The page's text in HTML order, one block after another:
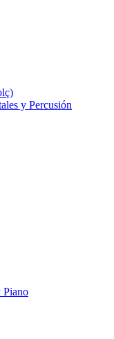
y Percusión
Piano